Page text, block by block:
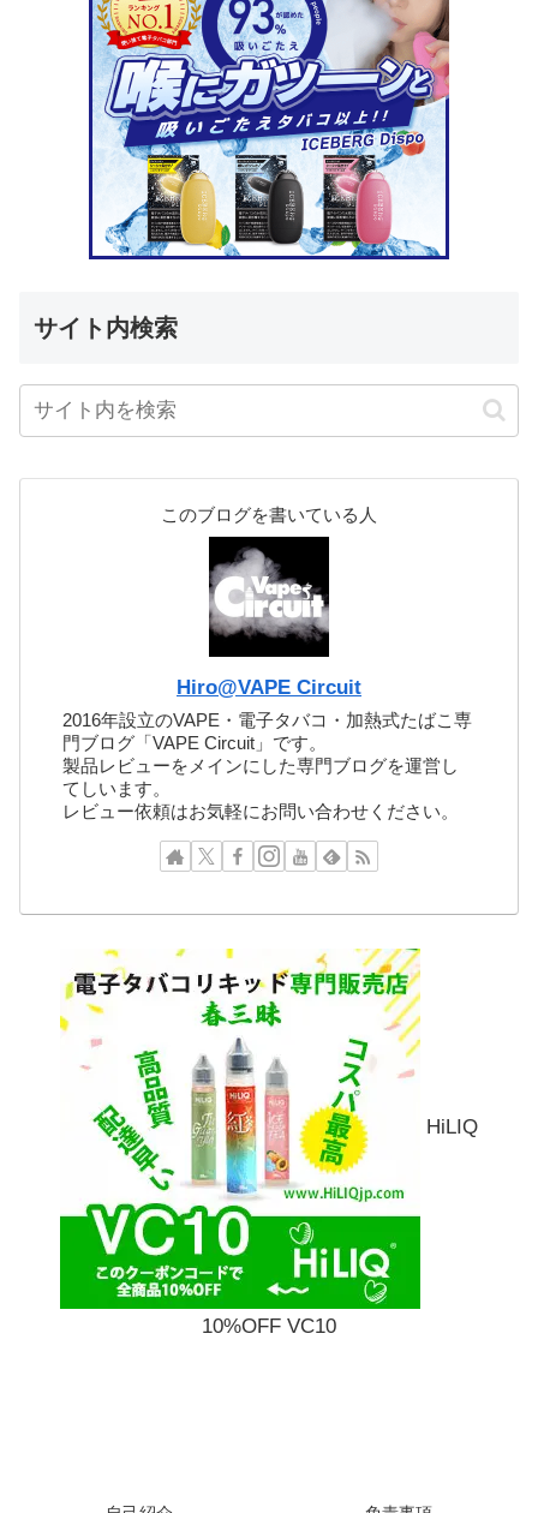
サイト内検索
このブログを書いている人
Hiro@VAPE Circuit
2016年設立のVAPE・電子タバコ・加熱式たばこ専
門ブログ「VAPE Circuit」です。
製品レビューをメインにした専門ブログを運営し
てしいます。
レビュー依頼はお気軽にお問い合わせください。
HiLIQ
10%OFF VC10